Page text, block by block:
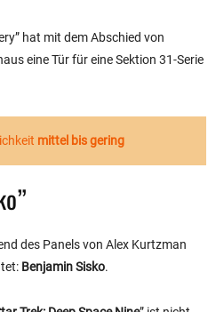
hat mit dem Abschied von
eine Tür für eine Sektion 31-Serie
mittel bis gering
des Panels von Alex Kurtzman
Benjamin Sisko.